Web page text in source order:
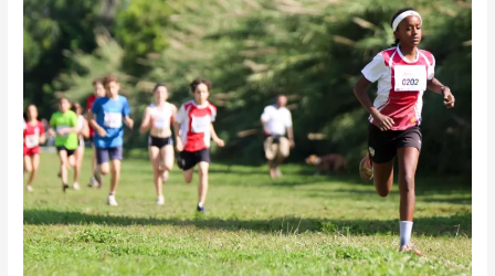
de
Sant
Andreu
tancarà
la
Challenge
de
Cros
Escolar
del
CEEB